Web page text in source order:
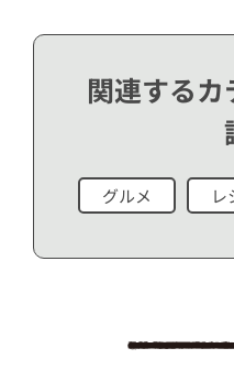
関連する
グルメ レ